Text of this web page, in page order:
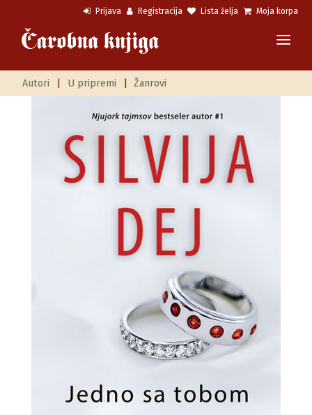
Prijava Registracija Lista želja Moja korpa
Autori U pripremi Žanrovi